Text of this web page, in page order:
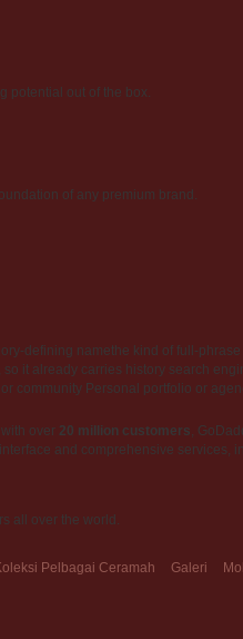
potential out of the box.
of any premium brand.
defining namethe kind of full-
it already carries history search
community Personal portfolio or
over 20 million customers,
and comprehensive
all over the world.
Pelbagai Ceramah Galeri